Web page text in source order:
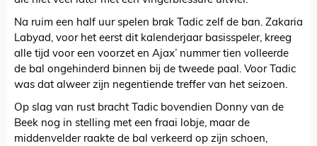
Na ruim een half uur spelen brak Tadic zelf de ban. Zakaria
Labyad, voor het eerst dit kalenderjaar basisspeler, kreeg
alle tijd voor een voorzet en Ajax’ nummer tien volleerde
de bal ongehinderd binnen bij de tweede paal. Voor Tadic
was dat alweer zijn negentiende treffer van het seizoen.
Op slag van rust bracht Tadic bovendien Donny van de
Beek nog in stelling met een fraai lobje, maar de
middenvelder raakte de bal verkeerd op zijn schoen,